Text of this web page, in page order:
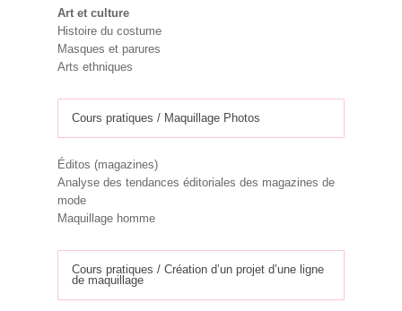
Art et culture
Histoire du costume
Masques et parures
Arts ethniques
Cours pratiques / Maquillage Photos
Éditos (magazines)
Analyse des tendances éditoriales des magazines de
mode
Maquillage homme
Cours pratiques / Création d’un projet d’une ligne
de maquillage